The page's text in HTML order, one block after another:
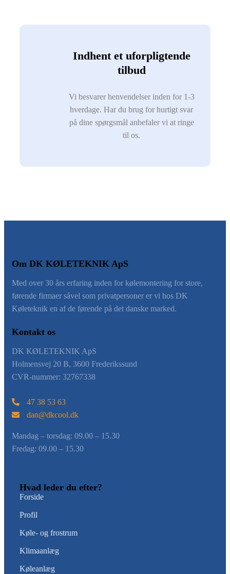
Indhent et uforpligtende
tilbud
Vi besvarer henvendelser inden for 1-3
hverdage. Har du brug for hurtigt svar
på dine spørgsmål anbefaler vi at ringe
til os.
Om DK KØLETEKNIK ApS
​Med over 30 års erfaring inden for kølemontering for store,
førende firmaer såvel som privatpersoner er vi hos DK
Køleteknik en af de førende på det danske marked.
Kontakt os
DK KØLETEKNIK ApS
Holmensvej 20 B, 3600 Frederikssund
CVR-nummer: 32767338
47 38 53 63
dan@dkcool.dk
Mandag – torsdag: ​09.00 – 15.30
Fredag: ​09.00 – 15.30
Hvad leder du efter?
Forside
Profil
Køle- og frostrum
Klimaanlæg
Køleanlæg